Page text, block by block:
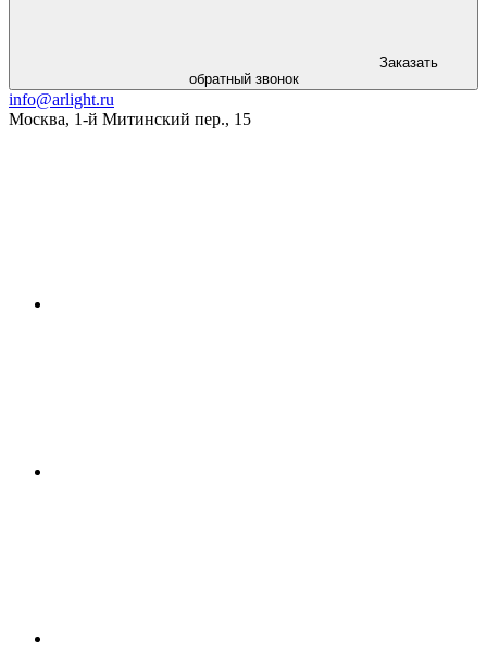
Заказать
обратный звонок
info@arlight.ru
Москва, 1-й Митинский пер., 15